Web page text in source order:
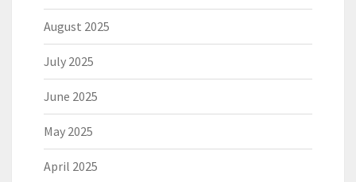
August 2025
July 2025
June 2025
May 2025
April 2025